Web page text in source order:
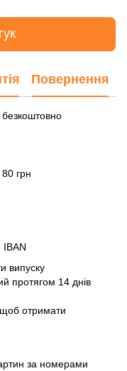
Повернення
грн
IBAN
випуску
протягом 14 днів
отримати
за номерами